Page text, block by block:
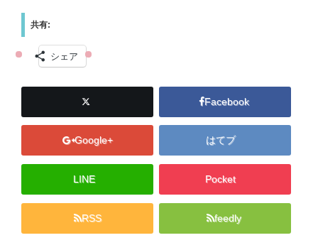
共有:
シェア
Facebook
Google+ はてブ
LINE Pocket
RSS feedly